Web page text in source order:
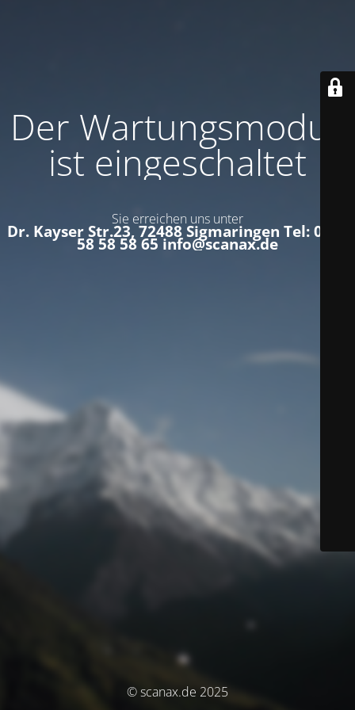
Der Wartungsmodus
ist eingeschaltet
Sie erreichen uns unter
Dr. Kayser Str.23, 72488 Sigmaringen Tel: 0152
58 58 58 65 info@scanax.de
© scanax.de 2025